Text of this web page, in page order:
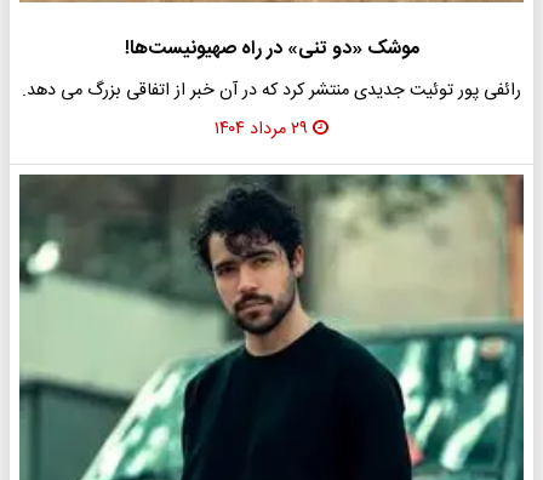
موشک «دو تنی» در راه صهیونیست‌ها!
رائفی پور توئیت جدیدی منتشر کرد که در آن خبر از اتفاقی بزرگ می دهد.
۲۹ مرداد ۱۴۰۴